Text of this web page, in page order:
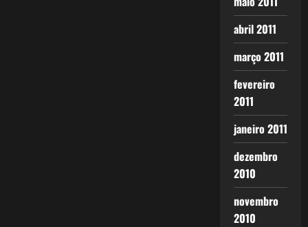
abril 2011
março 2011
fevereiro
2011
janeiro 2011
dezembro
2010
novembro
2010